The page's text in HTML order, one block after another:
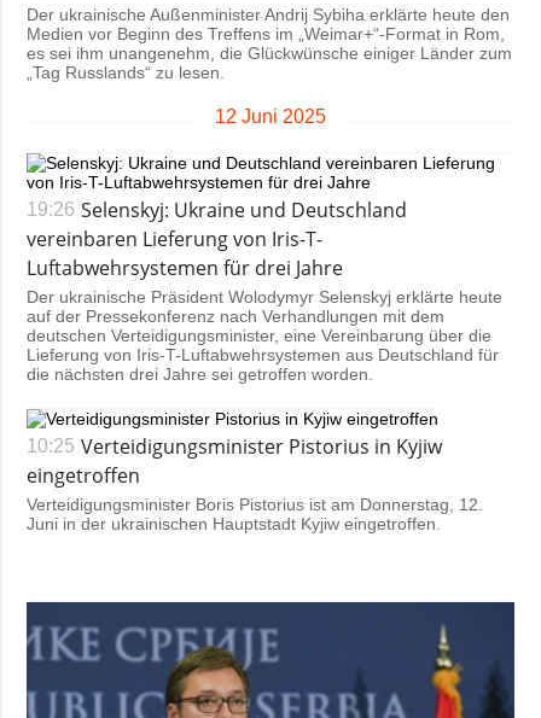
Der ukrainische Außenminister Andrij Sybiha erklärte heute den
Medien vor Beginn des Treffens im „Weimar+“-Format in Rom,
es sei ihm unangenehm, die Glückwünsche einiger Länder zum
„Tag Russlands“ zu lesen.
12 Juni 2025
19:26 Selenskyj: Ukraine und Deutschland
vereinbaren Lieferung von Iris-T-
Luftabwehrsystemen für drei Jahre
Der ukrainische Präsident Wolodymyr Selenskyj erklärte heute
auf der Pressekonferenz nach Verhandlungen mit dem
deutschen Verteidigungsminister, eine Vereinbarung über die
Lieferung von Iris-T-Luftabwehrsystemen aus Deutschland für
die nächsten drei Jahre sei getroffen worden.
10:25 Verteidigungsminister Pistorius in Kyjiw
eingetroffen
Verteidigungsminister Boris Pistorius ist am Donnerstag, 12.
Juni in der ukrainischen Hauptstadt Kyjiw eingetroffen.